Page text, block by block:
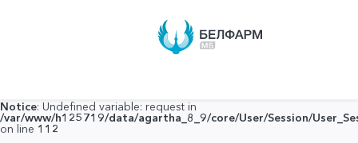
Notice: Undefined variable: request in
/var/www/h125719/data/agartha_8_9/core/User/Session/
on line 112